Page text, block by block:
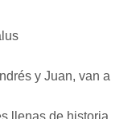
y Juan, van a
llenas de historia